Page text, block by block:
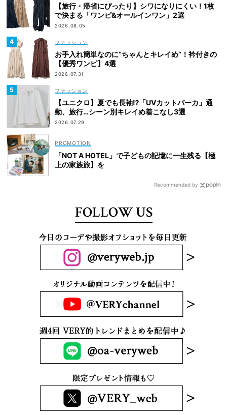
【旅行・帰省にぴったり】シワになりにくい！1枚
で決まる「ワンピ&オールインワン」2選
2026.08.05
ファッション
お手入れ簡単なのに“ちゃんとキレイめ”！衿付きの
【優秀ワンピ】4選
2026.07.31
ファッション
【ユニクロ】夏でも長袖⁉「UVカットパーカ」通
勤、旅行…シーン別キレイめ着こなし3選
2026.07.29
「NOT A HOTEL」で子どもの記憶に一生残る【極
上の家族旅】を
Recommended by
FOLLOW US